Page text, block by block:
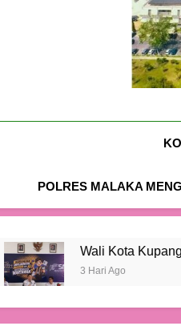
POLRES MALAKA
Wali Kota Kupang Christian
3 Hari Ago